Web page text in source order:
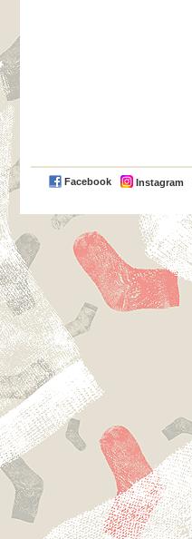
Facebook Instagram